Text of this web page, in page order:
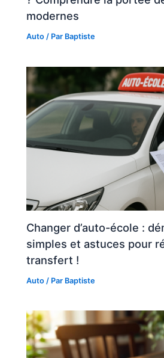
modernes
Auto / Par Baptiste
Changer d’auto-école :
simples et astuces pour
transfert !
Auto / Par Baptiste